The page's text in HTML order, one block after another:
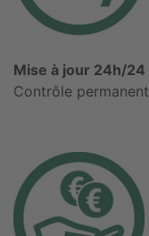
Mise à jour 24h/
Contrôle